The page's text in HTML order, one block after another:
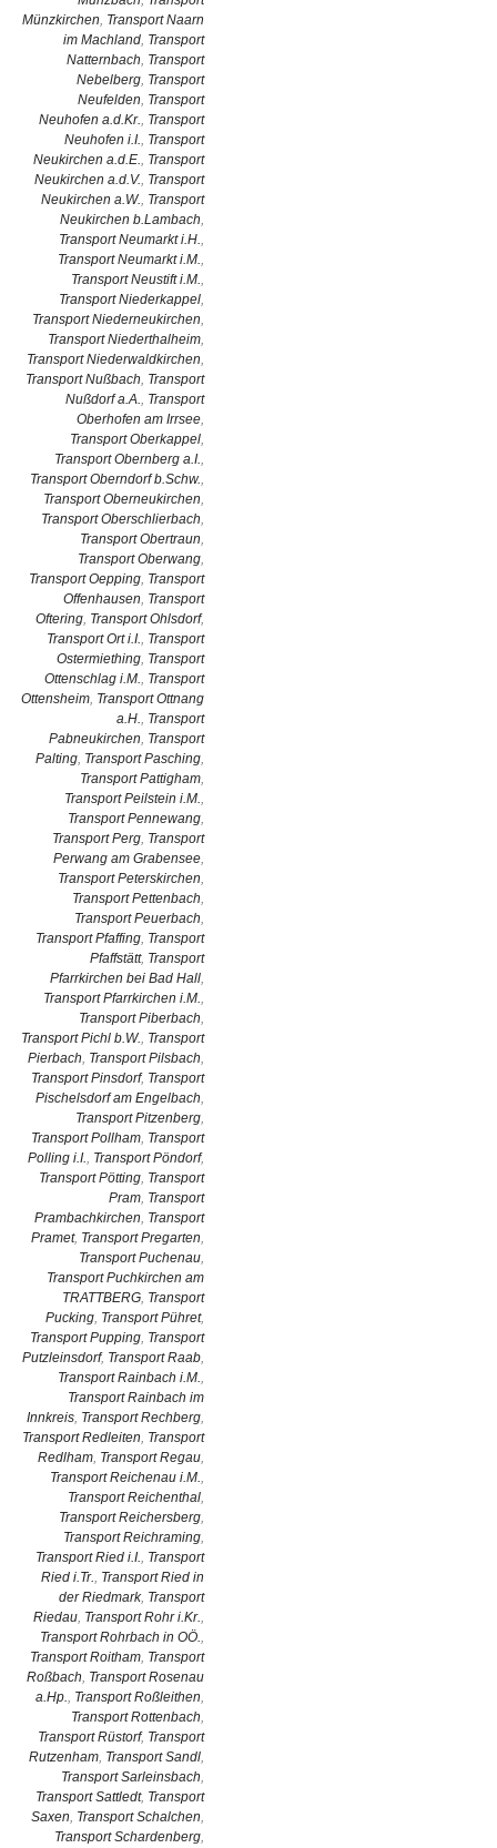
Münzkirchen, Transport Naarn
im Machland, Transport
Natternbach, Transport
Nebelberg, Transport
Neufelden, Transport
Neuhofen a.d.Kr., Transport
Neuhofen i.I., Transport
Neukirchen a.d.E., Transport
Neukirchen a.d.V., Transport
Neukirchen a.W., Transport
Neukirchen b.Lambach,
Transport Neumarkt i.H.,
Transport Neumarkt i.M.,
Transport Neustift i.M.,
Transport Niederkappel,
Transport Niederneukirchen,
Transport Niederthalheim,
Transport Niederwaldkirchen,
Transport Nußbach, Transport
Nußdorf a.A., Transport
Oberhofen am Irrsee,
Transport Oberkappel,
Transport Obernberg a.I.,
Transport Oberndorf b.Schw.,
Transport Oberneukirchen,
Transport Oberschlierbach,
Transport Obertraun,
Transport Oberwang,
Transport Oepping, Transport
Offenhausen, Transport
Oftering, Transport Ohlsdorf,
Transport Ort i.I., Transport
Ostermiething, Transport
Ottenschlag i.M., Transport
Ottensheim, Transport Ottnang
a.H., Transport
Pabneukirchen, Transport
Palting, Transport Pasching,
Transport Pattigham,
Transport Peilstein i.M.,
Transport Pennewang,
Transport Perg, Transport
Perwang am Grabensee,
Transport Peterskirchen,
Transport Pettenbach,
Transport Peuerbach,
Transport Pfaffing, Transport
Pfaffstätt, Transport
Pfarrkirchen bei Bad Hall,
Transport Pfarrkirchen i.M.,
Transport Piberbach,
Transport Pichl b.W., Transport
Pierbach, Transport Pilsbach,
Transport Pinsdorf, Transport
Pischelsdorf am Engelbach,
Transport Pitzenberg,
Transport Pollham, Transport
Polling i.I., Transport Pöndorf,
Transport Pötting, Transport
Pram, Transport
Prambachkirchen, Transport
Pramet, Transport Pregarten,
Transport Puchenau,
Transport Puchkirchen am
TRATTBERG, Transport
Pucking, Transport Pühret,
Transport Pupping, Transport
Putzleinsdorf, Transport Raab,
Transport Rainbach i.M.,
Transport Rainbach im
Innkreis, Transport Rechberg,
Transport Redleiten, Transport
Redlham, Transport Regau,
Transport Reichenau i.M.,
Transport Reichenthal,
Transport Reichersberg,
Transport Reichraming,
Transport Ried i.I., Transport
Ried i.Tr., Transport Ried in
der Riedmark, Transport
Riedau, Transport Rohr i.Kr.,
Transport Rohrbach in OÖ.,
Transport Roitham, Transport
Roßbach, Transport Rosenau
a.Hp., Transport Roßleithen,
Transport Rottenbach,
Transport Rüstorf, Transport
Rutzenham, Transport Sandl,
Transport Sarleinsbach,
Transport Sattledt, Transport
Saxen, Transport Schalchen,
Transport Schardenberg,